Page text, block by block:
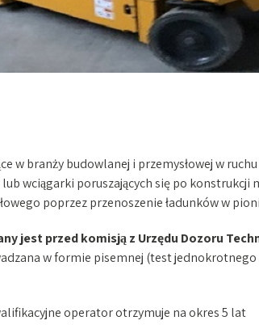
w branży budowlanej i przemysłowej w
wciągarki poruszających się po
poprzez przenoszenie ładunków w
jest przed komisją z Urzędu Dozoru
w formie pisemnej (test
operator otrzymuje na okres 5 lat